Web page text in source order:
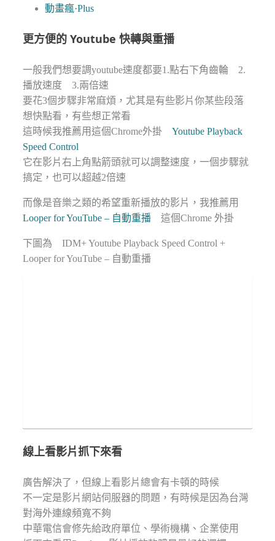
動畫瘋·Plus
更方便的 Youtube 快轉與重播
一般我們想要調youtube速度都要1.點右下角齒輪 2.
播放速度 3.兩倍速
要花3個步驟非常麻煩，尤其是有些影片你某些段落
想快點看，有些想正常看
這時候我推薦用這個Chrome外掛Youtube Playback
Speed Control
它在影片右上角點箭頭就可以調整速度，一個步驟就
搞定，也可以超越2倍速
而像是音樂之類的希望重新播放的影片，我推薦用
Looper for YouTube – 自動重播這個Chrome 外掛
下圖為 IDM+ Youtube Playback Speed Control +
Looper for YouTube – 自動重播
線上看影片抓下來看
廣告解決了，但線上看影片總會有卡頓的時候
不一定是影片網站伺服器的問題，有時候是因為台灣
對海外連線頻寬不夠
中華電信會修先給政府單位、學術機構、企業使用